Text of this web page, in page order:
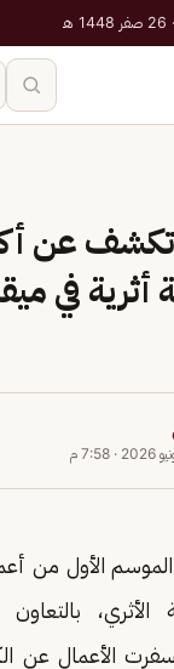
تكشف عن
أثرية في
· 7:58 م
الموسم الأول من
الأثري،
أسفرت الأعمال